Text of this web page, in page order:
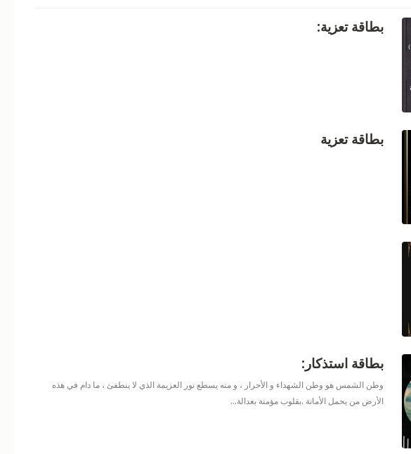
بطاقة تعزية:
بطاقة تعزية
بطاقة استذكار:
وطن الشمس هو وطن الشهداء و الأحرار ، و منه يسطع نور العزيمة الذي لا ينطفئ ، ما دام في هذه
الأرض من يحمل الأمانة .بقلوب مؤمنة بعدالة…